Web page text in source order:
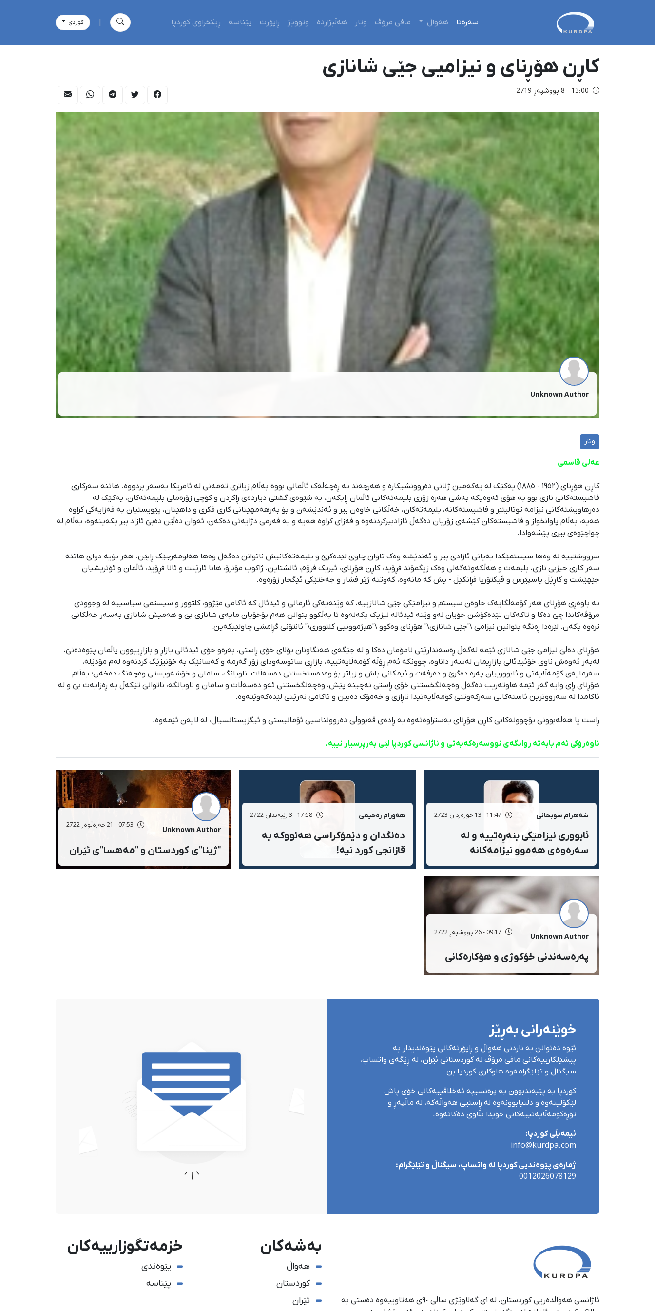
سەرەتا هەواڵ مافی مرۆڤ وتار هەڵبژاردە وتووێژ ڕاپۆرت پێناسە ڕێکخراوی کوردپا كوردی
کاڕن هۆڕنای و نیزامیی جێی شانازی
13:00 - 8 پووشپەڕ 2719
Unknown Author
وتار
عەلی قاسمی
کاڕن هۆڕنای (۱۹٥۲ - ۱۸۸٥) یەکێک لە یەکەمین ژنانی دەروونشیکارە و هەرچەند بە ڕەچەڵەک ئاڵمانی بووە بەڵام زیاتری تەمەنی لە ئامریکا بەسەر بردووە. هاتنە سەرکاری
فاشیستەکانی نازی بوو بە هۆی ئەوەیکە بەشی هەرە زۆری بلیمەتەکانی ئاڵمان ڕابکەن، بە شێوەی گشتی دیاردەی ڕاکردن و کۆچی زۆرەملی بلیمەتەکان، یەکێک لە
دەرهاویشتەکانی نیزامە توتالیتێر و فاشیستەکانە، بلیمەتەکان، خەڵکانی خاوەن بیر و ئەندێشەن و بۆ بەرهەمهێنانی کاری فکری و داهێنان، پێویستیان بە فەزایەکی کراوە
هەیە، بەڵام پاوانخواز و فاشیستەکان کێشەی زۆریان دەگەڵ ئازادبیرکردنەوە و فەزای کراوە هەیە و بە فەرمی دژایەتی دەکەن، ئەوان دەڵێن دەبێ ئازاد بیر بکەینەوە، بەڵام لە
چواچێوەی بیری پێشەوادا.
سرووشتییە لە وەها سیستمێکدا بەیانی ئازادی بیر و ئەندێشە وەک تاوان چاوی لێدەکرێ و بلیمەتەکانیش ناتوانن دەگەڵ وەها هەلومەرجێک ڕابێن. هەر بۆیە دوای هاتنە
سەر کاری حیزبی نازی، بلیمەت و هەڵکەوتەگەلی وەک زیگمۆند فڕۆید، کاڕن هۆڕنای، ئیریک فرۆم، ئانشتاین، ژاکوب مۆنرۆ، هانا ئارێنت و ئانا فڕۆید، ئاڵمان و ئۆتریشیان
جێهێشت و کاڕێڵ یاسپێرس و ڤیکتۆریا فڕانکێڵ - یش کە مانەوە، کەوتنە ژێر فشار و جەختێکی ئێگجار زۆرەوە.
بە باوەڕی هۆڕنای هەر کۆمەڵگایەک خاوەن سیستم و نیزامێکی جێی شانازییە، کە وێنەیەکی ئارمانی و ئیدئال کە ئاکامی مێژوو، کلتوور و سیستمی سیاسییە لە وجوودی
مرۆڤەکاندا چێ دەکا و تاکەکان تێدەکۆشن خۆیان لەو وێنە ئیدئالە نیزیک بکەنەوە تا بەڵکوو بتوانن هەم بۆخۆیان مایەی شانازی بێ و هەمیش شانازی بەسەر خەڵکانی
ترەوە بکەن. لێرەدا ڕەنگە بتوانین نیزامی \"جێی شانازی\" هۆڕنای وەکوو \"هیژموونیی کلتووری\" ئانتۆنی گڕامشی چاولێبکەین.
هۆڕنای دەڵێ نیزامی جێی شانازی ئێمە لەگەڵ ڕەسەندارێتی نامۆمان دەکا و لە جێگەی هەنگاونان بۆلای خۆی ڕاستی، بەرەو خۆی ئیدئالی بازاڕ و بازاڕیبوون پاڵمان پێوەدەنێ،
لەبەر ئەوەش ناوی خۆئیدئالی بازاڕیمان لەسەر داناوە، چوونکە ئەم ڕۆڵە کۆمەڵایەتییە، بازاڕی ساتوسەودای زۆر گەرمە و کەسانێک بە خۆنیزێک کردنەوە لەم مۆدێلە،
سەرمایەی کۆمەڵایەتی و ئابوورییان پەرە دەگرێ و دەرفەت و ئیمکانی باش و زیاتر بۆ وەدەستخستنی دەسەڵات، ناوبانگ، سامان و خۆشەویستی وەچەنگ دەخەن؛ بەڵام
هۆڕنای ڕای وایە گەر ئێمە هاوتەریب دەگەڵ وەچەنگخستنی خۆی ڕاستی نەچینە پێش، وەچەنگخستنی ئەو دەسەڵات و سامان و ناوبانگە، ناتوانێ تێکەڵ بە ڕەزایەت بێ و لە
ئاکامدا لە سەرووترین ئاستەکانی سەرکەوتنی کۆمەڵایەتیدا ناڕازی و خەمۆک دەبین و ئاکامی نەرێنی لێدەکەوێتەوە.
ڕاست یا هەڵەبوونی بۆچوونەکانی کاڕن هۆڕنای بەستراوەتەوە بە ڕادەی قەبووڵی دەروونناسیی ئۆمانیستی و ئیگزیستانسیاڵ، لە لایەن ئێمەوە.
ناوەرۆکی ئەم بابەتە روانگەی نووسەرەکەیەتی و ئاژانسی کوردپا لێی بەرپرسیار نییە.
شەهرام سوبحانی 11:47 - 13 جۆزەردان 2723
ئابووری نیزامێکی بنەڕەتییە و لە
سەرەوەی هەموو نیزامەکانە
هەورام رەحیمی 17:58 - 3 رێبەندان 2722
دەنگدان و دێمۆکراسی هەنووکە بە
قازانجی کورد نیە!
Unknown Author
07:53 - 21 خەزەڵوەر 2722
"ژینا"ی کوردستان و "مەهسا"ی ئێران
Unknown Author
09:17 - 26 پووشپەڕ 2722
پەرەسەندنی خۆکوژی و هۆکارەکانی
خوێنەرانی بەڕێز
ئێوە دەتوانن بە ناردنی هەواڵ و ڕاپۆرتەکانی پێوەندیدار بە
پیشێلکارییەکانی مافی مرۆڤ لە کوردستانی ئێران، لە ڕێگەی واتساپ،
سیگناڵ و تێلێگرامەوە هاوکاری کوردپا بن.
کوردپا بە پێبەندبوون بە پرەنسیپە ئەخلاقییەکانی خۆی پاش
لێکۆڵینەوە و دڵنیابوونەوە لە ڕاستیی هەواڵەکە، لە ماڵپەڕ و
تۆڕەکۆمەڵایەتییەکانی خۆیدا بڵاوی دەکاتەوە.
ئیمەیڵی کوردپا:
info@kurdpa.com
ژمارەی پێوەندیی کوردپا لە واتساپ، سیگناڵ و تێلێگرام:
0012026078129
ئاژانسی هەواڵدەریی کوردستان، لە ١ی گەلاوێژی ساڵی ٩٠ی هەتاوییەوە دەستی بە
بەشەکان
هەواڵ
کوردستان
ئێران
خزمەتگوزارییەکان
پێوەندی
پێناسە